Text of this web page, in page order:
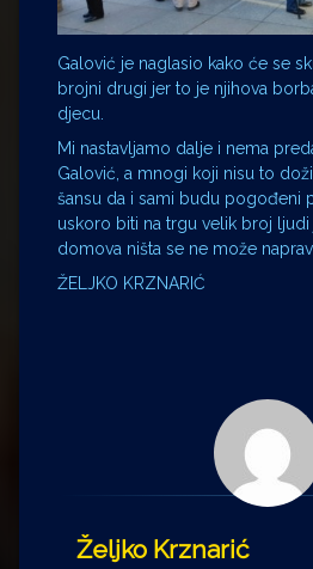
Galović je naglasio kako će se
brojni drugi jer to je njihova
djecu.
Mi nastavljamo dalje i nema
Galović, a mnogi koji nisu to
šansu da i sami budu pogođeni
uskoro biti na trgu velik broj
domova ništa se ne može
ŽELJKO KRZNARIĆ
Željko Krznarić